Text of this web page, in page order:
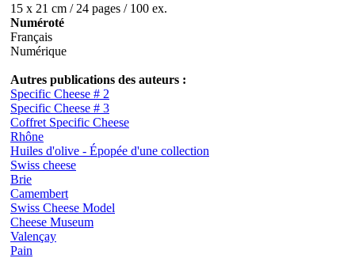
15 x 21 cm / 24 pages / 100 ex.
Numéroté
Français
Numérique
Autres publications des auteurs :
Specific Cheese # 2
Specific Cheese # 3
Coffret Specific Cheese
Rhône
Huiles d'olive - Épopée d'une collection
Swiss cheese
Brie
Camembert
Swiss Cheese Model
Cheese Museum
Valençay
Pain